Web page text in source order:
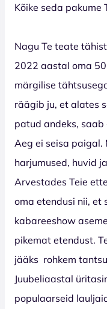
Kõike seda pakume
Nagu Te teate
2022 aastal oma
märgilise
räägib ju, et alates
patud andeks,
Aeg ei seisa paigal.
harjumused, huvid
Arvestades Teie
oma etendusi nii, et
kabareeshow
pikemat etendust.
jääks rohkem
Juubeliaastal
populaarseid